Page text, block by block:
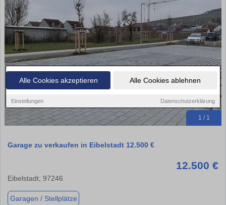
Alle Cookies akzeptieren Alle Cookies ablehnen
Einstellungen Datenschutzerklärung
1 / 1
Garage zu verkaufen in Eibelstadt 12.500 €
12.500 €
Eibelstadt, 97246
Garagen / Stellplätze